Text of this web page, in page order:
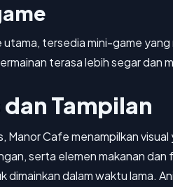
utama, tersedia mini-game
terasa lebih segar dan
Tampilan
Manor Cafe menampilkan
serta elemen makanan
dimainkan dalam waktu lama.